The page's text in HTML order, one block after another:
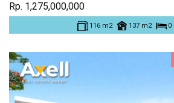
Rp. 1,275,000,000
116 m2 137 m2 0